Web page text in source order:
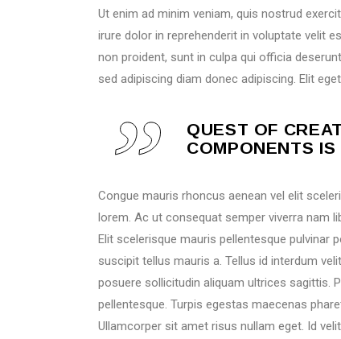
Ut enim ad minim veniam, quis nostrud
irure dolor in reprehenderit in voluptate velit
non proident, sunt in culpa qui officia
sed adipiscing diam donec adipiscing. Elit
QUEST OF
COMPONENTS
Congue mauris rhoncus aenean vel elit
lorem. Ac ut consequat semper viverra nam
Elit scelerisque mauris pellentesque pulvinar
suscipit tellus mauris a. Tellus id interdum
posuere sollicitudin aliquam ultrices sagittis.
pellentesque. Turpis egestas maecenas
Ullamcorper sit amet risus nullam eget. Id